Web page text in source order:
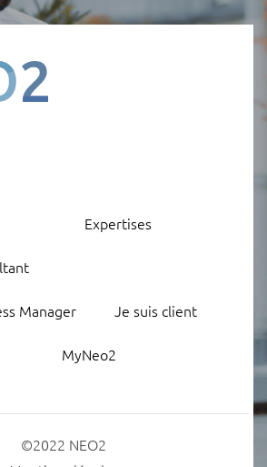
Expertises
Manager Je suis client
MyNeo2
©2022 NEO2